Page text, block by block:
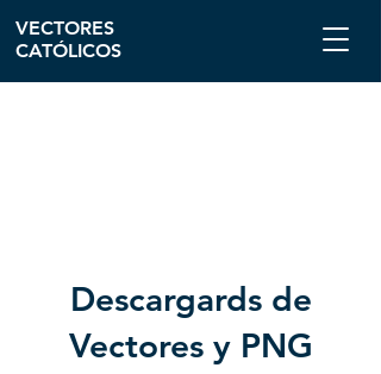
Descargards de
Vectores y PNG
VECTORES
CATÓLICOS